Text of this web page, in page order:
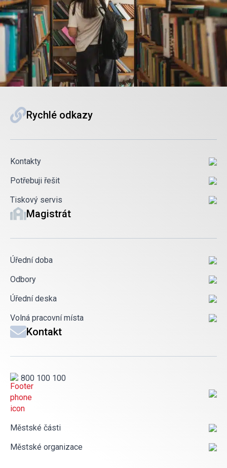
Rychlé odkazy
Kontakty
Potřebuji řešit
Tiskový servis
Magistrát
Úřední doba
Odbory
Úřední deska
Volná pracovní místa
Kontakt
800 100 100
Městské části
Městské organizace